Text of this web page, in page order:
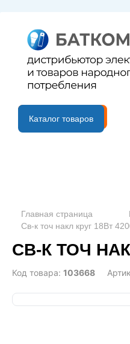
B2B портал
Каталог товаров
Главная страница
Св-к точ накл круг 18Вт
СВ-К ТОЧ
Код товара: 103668